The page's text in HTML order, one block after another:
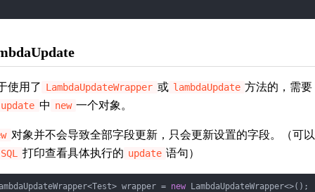
使用了 LambdaUpdateWrapper 或 lambdaUpdate 方法的，需要
update 中 new 一个对象。
对象并不会导致全部字段更新，只会更新设置的字段。（可
SQL 打印查看具体执行的 update 语句）
wrapper = new LambdaUpdateWrapper<>();